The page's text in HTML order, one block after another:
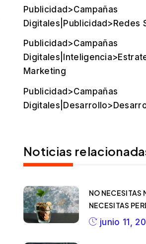
Publicidad>Campañas
Digitales|Publicidad>Redes
Publicidad>Campañas
Marketing
Publicidad>Campañas
Noticias
NO NECESITAS
NECESITAS
junio 11,